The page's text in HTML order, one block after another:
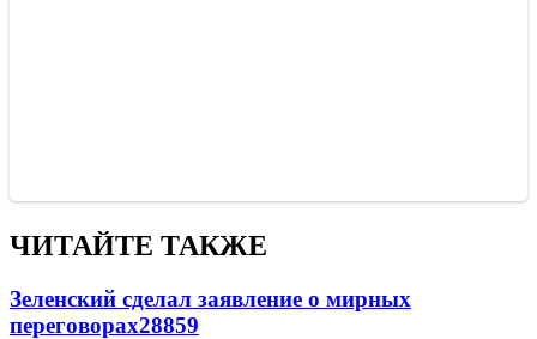
ЧИТАЙТЕ ТАКЖЕ
Зеленский сделал заявление о мирных
переговорах28859